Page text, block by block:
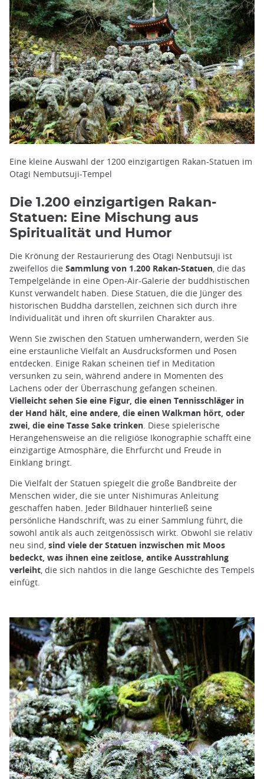
Eine kleine Auswahl der 1200 einzigartigen Rakan-Statuen im
Otagi Nembutsuji-Tempel
Die 1.200 einzigartigen Rakan-
Statuen: Eine Mischung aus
Spiritualität und Humor
Die Krönung der Restaurierung des Otagi Nenbutsuji ist
zweifellos die Sammlung von 1.200 Rakan-Statuen , die das
Tempelgelände in eine Open-Air-Galerie der buddhistischen
Kunst verwandelt haben. Diese Statuen, die die Jünger des
historischen Buddha darstellen, zeichnen sich durch ihre
Individualität und ihren oft skurrilen Charakter aus.
Wenn Sie zwischen den Statuen umherwandern, werden Sie
eine erstaunliche Vielfalt an Ausdrucksformen und Posen
entdecken. Einige Rakan scheinen tief in Meditation
versunken zu sein, während andere in Momenten des
Lachens oder der Überraschung gefangen scheinen.
Vielleicht sehen Sie eine Figur, die einen Tennisschläger in
der Hand hält, eine andere, die einen Walkman hört, oder
zwei, die eine Tasse Sake trinken. Diese spielerische
Herangehensweise an die religiöse Ikonographie schafft eine
einzigartige Atmosphäre, die Ehrfurcht und Freude in
Einklang bringt.
Die Vielfalt der Statuen spiegelt die große Bandbreite der
Menschen wider, die sie unter Nishimuras Anleitung
geschaffen haben. Jeder Bildhauer hinterließ seine
persönliche Handschrift, was zu einer Sammlung führt, die
sowohl antik als auch zeitgenössisch wirkt. Obwohl sie relativ
neu sind, sind viele der Statuen inzwischen mit Moos
bedeckt, was ihnen eine zeitlose, antike Ausstrahlung
verleiht, die sich nahtlos in die lange Geschichte des Tempels
einfügt.